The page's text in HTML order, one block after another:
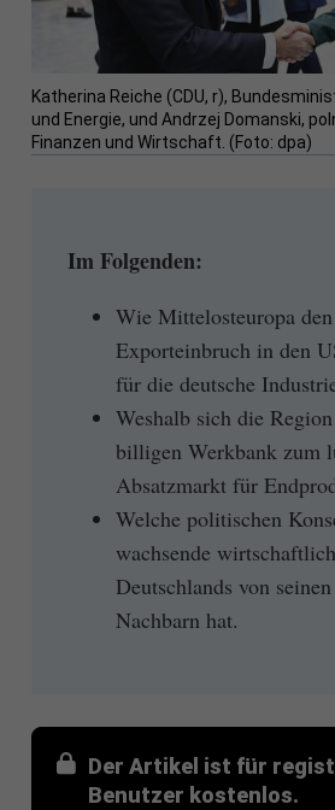
Katherina Reiche (CDU, r),
und Energie, und Andrzej Domanski,
Finanzen und Wirtschaft. (Foto: dpa)
Im Folgenden:
Wie Mittelosteuropa den
Exporteinbruch in den
für die deutsche
Weshalb sich die
billigen Werkbank zum
Absatzmarkt für
Welche politischen
wachsende
Deutschlands von
Nachbarn hat.
Der Artikel ist für
Benutzer kostenlos.